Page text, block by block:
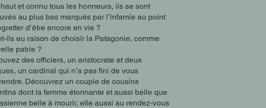
et connu tous les honneurs, ils se sont
au plus bas marqués par l’infamie au point
d’être encore en vie ?
ils eu raison de choisir la Patagonie, comme
patrie ?
des officiers, un aristocrate et deux
un cardinal qui n’a pas fini de vous
Découvrez un couple de cousins
dont la femme étonnante et aussi belle que
belle à mourir, elle aussi au rendez-vous